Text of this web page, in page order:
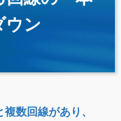
ウン
数回線があり、